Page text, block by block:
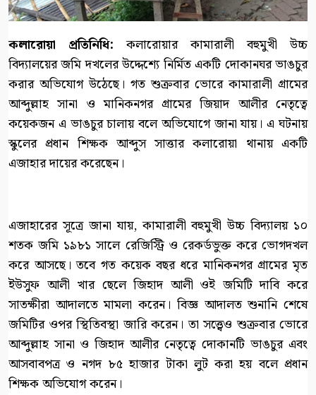
কলারোয়া প্রতিনিধি: কলারোয়ার কামারালী বহুমুখী উচ্চ
বিদ্যালয়ের জমি দখলের উদ্দেশ্যে নির্মিত একটি দোকানঘর ভাঙচুর
করার অভিযোগ উঠেছে। গত শুক্রবার ভোরে কামারালী গ্রামের
আব্দুল্লাহ সানা ও মানিকনগর গ্রামের জিয়াদ আলীর নেতৃত্বে
কয়েকজন এ ভাঙচুর চালায় বলে অভিযোগে জানা যায়। এ ঘটনায়
স্কুলের প্রধান শিক্ষক আব্দুস সাত্তার কলারোয়া থানায় একটি
এজাহার দায়ের করেছেন।
এজাহারের সূত্রে জানা যায়, কামারালী বহুমুখী উচ্চ বিদ্যালয় ১০
শতক জমি ১৯৮১ সালে রেজিস্ট্রি ও রেকর্ডভুক্ত করে ভোগদখল
করে আসছে। তবে গত কয়েক বছর ধরে মানিকনগর গ্রামের মৃত
ইউসুফ আলী খার ছেলে জিহাদ আলী ওই জমিটি দাবি করে
সাতক্ষীরা আদালতে মামলা করেন। বিজ্ঞ আদালত শুনানি শেষে
জমিটির ওপর স্থিতিবস্থা জারি করেন। তা সত্ত্বেও শুক্রবার ভোরে
আব্দুল্লাহ সানা ও জিহাদ আলীর নেতৃত্বে দোকানটি ভাঙচুর এবং
আসবাবপত্র ও নগদ ৮৫ হাজার টাকা লুট করা হয় বলে প্রধান
শিক্ষক অভিযোগ করেন।